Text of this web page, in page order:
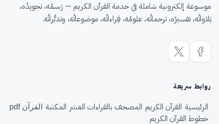
موسوعة إلكترونية شاملة في خدمة القرآن الكريم — رَسمُه، تجويدُه،
تِلاواتُه، تفسيرُه، ترجماتُه، علومُه، قِراءاتُه، موضوعاتُه، وتدبُّراتُه.
روابط سريعة
الرئيسية القرآن الكريم المصحف بالقراءات العشر المكتبة القرآن pdf
خطوط القرآن الكريم